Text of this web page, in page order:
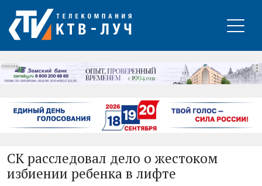
РЕКЛАМА
СК расследовал дело о жестоком
избиении ребенка в лифте